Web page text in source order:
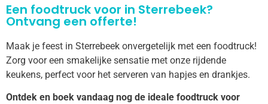
Een foodtruck voor in Sterrebeek?
Ontvang een offerte!
Maak je feest in Sterrebeek onvergetelijk met een foodtruck!
Zorg voor een smakelijke sensatie met onze rijdende
keukens, perfect voor het serveren van hapjes en drankjes.
Ontdek en boek vandaag nog de ideale foodtruck voor